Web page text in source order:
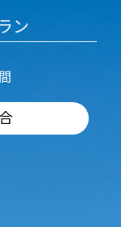
ン